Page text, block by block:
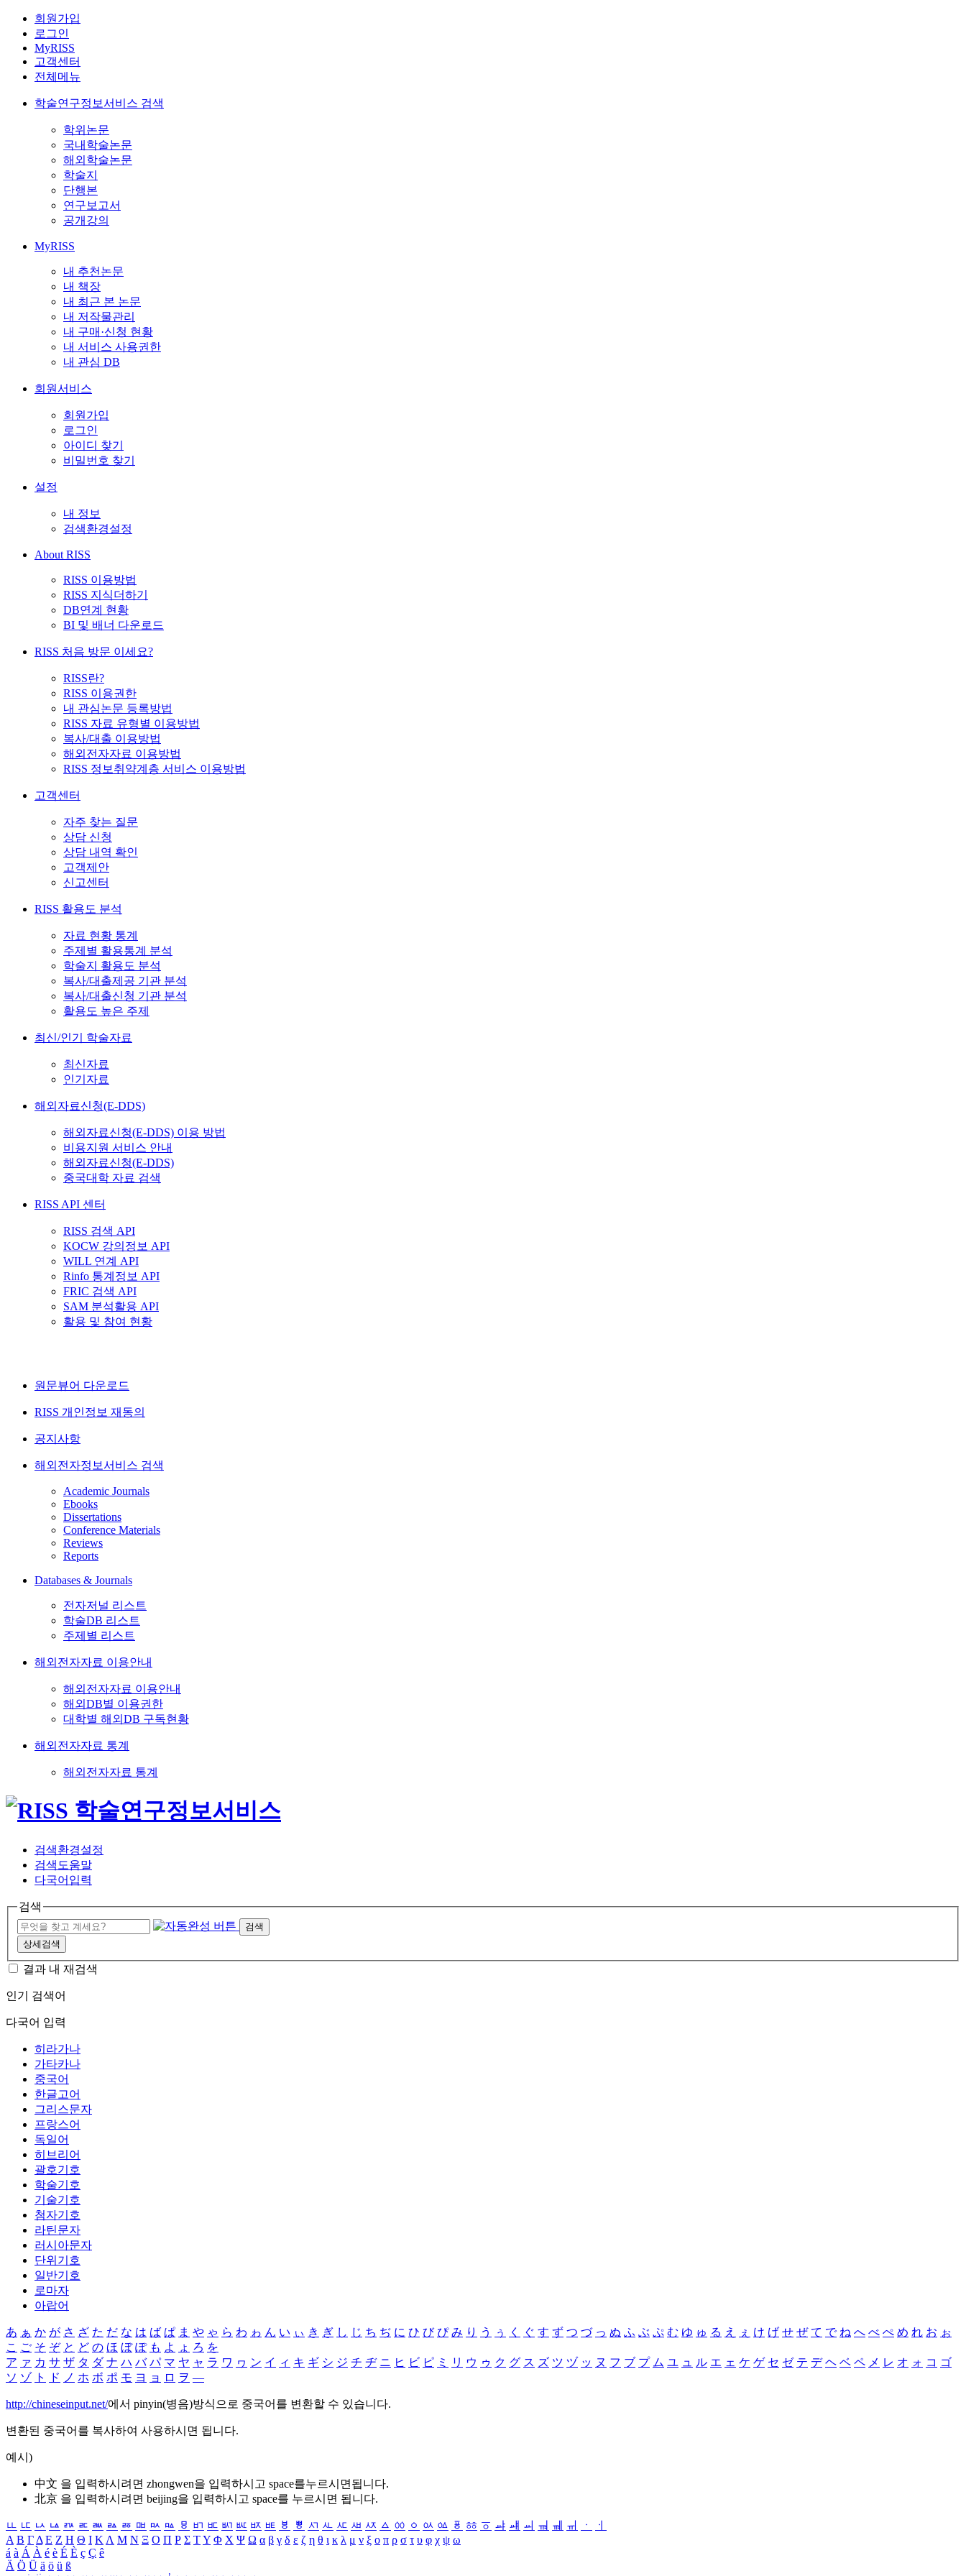
회원가입
로그인
MyRISS
고객센터
전체메뉴
학술연구정보서비스 검색
학위논문
국내학술논문
해외학술논문
학술지
단행본
연구보고서
공개강의
MyRISS
내 추천논문
내 책장
내 최근 본 논문
내 저작물관리
내 구매·신청 현황
내 서비스 사용권한
내 관심 DB
회원서비스
회원가입
로그인
아이디 찾기
비밀번호 찾기
설정
내 정보
검색환경설정
About RISS
RISS 이용방법
RISS 지식더하기
DB연계 현황
BI 및 배너 다운로드
RISS 처음 방문 이세요?
RISS란?
RISS 이용권한
내 관심논문 등록방법
RISS 자료 유형별 이용방법
복사/대출 이용방법
해외전자자료 이용방법
RISS 정보취약계층 서비스 이용방법
고객센터
자주 찾는 질문
상담 신청
상담 내역 확인
고객제안
신고센터
RISS 활용도 분석
자료 현황 통계
주제별 활용통계 분석
학술지 활용도 분석
복사/대출제공 기관 분석
복사/대출신청 기관 분석
활용도 높은 주제
최신/인기 학술자료
최신자료
인기자료
해외자료신청(E-DDS)
해외자료신청(E-DDS) 이용 방법
비용지원 서비스 안내
해외자료신청(E-DDS)
중국대학 자료 검색
RISS API 센터
RISS 검색 API
KOCW 강의정보 API
WILL 연계 API
Rinfo 통계정보 API
FRIC 검색 API
SAM 분석활용 API
활용 및 참여 현황
원문뷰어 다운로드
RISS 개인정보 재동의
공지사항
해외전자정보서비스 검색
Academic Journals
Ebooks
Dissertations
Conference Materials
Reviews
Reports
Databases & Journals
전자저널 리스트
학술DB 리스트
주제별 리스트
해외전자자료 이용안내
해외전자자료 이용안내
해외DB별 이용권한
대학별 해외DB 구독현황
해외전자자료 통계
해외전자자료 통계
검색환경설정
검색도움말
다국어입력
검색
검색
상세검색
결과 내 재검색
인기 검색어
다국어 입력
히라가나
가타카나
중국어
한글고어
그리스문자
프랑스어
독일어
히브리어
괄호기호
학술기호
기술기호
첨자기호
라틴문자
러시아문자
단위기호
일반기호
로마자
아랍어
あ ぁ か が さ ざ た だ な は ば ぱ ま や ゃ ら わ ゎ ん い ぃ き ぎ し じ ち ぢ に ひ び ぴ み り う ぅ く ぐ す ず つ づ っ ぬ ふ ぶ ぷ む ゆ ゅ る え ぇ け げ せ ぜ て で ね へ べ ぺ め れ お ぉ
こ ご そ ぞ と ど の ほ ぼ ぽ も よ ょ ろ を
ア ァ カ サ ザ タ ダ ナ ハ バ パ マ ヤ ャ ラ ワ ヮ ン イ ィ キ ギ シ ジ チ ヂ ニ ヒ ビ ピ ミ リ ウ ゥ ク グ ス ズ ツ ヅ ッ ヌ フ ブ プ ム ユ ュ ル エ ェ ケ ゲ セ ゼ テ デ ヘ ベ ペ メ レ オ ォ コ ゴ
ソ ゾ ト ド ノ ホ ボ ポ モ ヨ ョ ロ ヲ ―
http://chineseinput.net/에서 pinyin(병음)방식으로 중국어를 변환할 수 있습니다.
변환된 중국어를 복사하여 사용하시면 됩니다.
예시)
中文 을 입력하시려면 zhongwen을 입력하시고 space를누르시면됩니다.
北京 을 입력하시려면 beijing을 입력하시고 space를 누르시면 됩니다.
ㅥ ㅦ ㅧ ㅨ ㅩ ㅪ ㅫ ㅬ ㅭ ㅮ ㅯ ㅰ ㅱ ㅲ ㅳ ㅴ ㅵ ㅶ ㅷ ㅸ ㅹ ㅺ ㅻ ㅼ ㅽ ㅾ ㅿ ㆀ ㆁ ㆂ ㆃ ㆄ ㆅ ㆆ ㆇ ㆈ ㆉ ㆊ ㆋ ㆌ ㆍ
ㆎ
Α Β ΓΔ Ε Ζ Η Θ Ι ΚΛ Μ Ν Ξ Ο Π Ρ Σ ΤΥ Φ Χ Ψ Ω α β γ δ ε ζ η θ ι κ λ μ ν ξ ο π ρ σ τ υ φ χ ψ ω
á à Á À é è É È ç Ç ê
Ä Ö Ü ä ö ü ß